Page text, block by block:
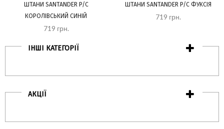
ШТАНИ SANTANDER P/C
КОРОЛІВСЬКИЙ СИНІЙ
719 грн.
ШТАНИ SANTANDER P/C ФУКСІЯ
719 грн.
ІНШІ КАТЕГОРІЇ
АКЦІЇ